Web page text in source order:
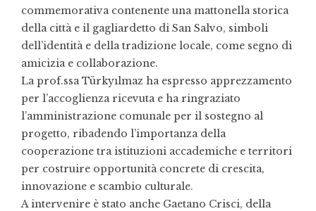
commemorativa contenente una mattonella storica
della città e il gagliardetto di San Salvo, simboli
dell’identità e della tradizione locale, come segno di
amicizia e collaborazione.
La prof.ssa Türkyılmaz ha espresso apprezzamento
per l’accoglienza ricevuta e ha ringraziato
l’amministrazione comunale per il sostegno al
progetto, ribadendo l’importanza della
cooperazione tra istituzioni accademiche e territori
per costruire opportunità concrete di crescita,
innovazione e scambio culturale.
A intervenire è stato anche Gaetano Crisci, della